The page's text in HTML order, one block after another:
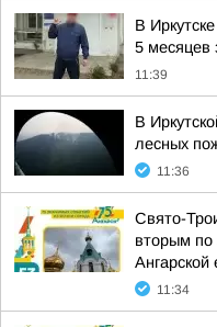
В
5 месяцев
11:39
В
лесных
11:36
Свято-
вторым по
Ангарской
11:34